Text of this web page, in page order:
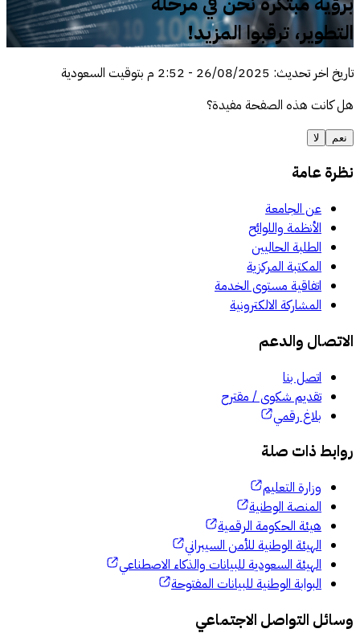
التطوير، ترقبوا المزيد!
تاريخ اخر تحديث:
26/08/2025
- 2:52 م
بتوقيت السعودية
هل كانت هذه الصفحة مفيدة؟
نعم لا
نظرة عامة
عن الجامعة
الأنظمة واللوائح
الطلبة الحاليين
المكتبة المركزية
اتفاقية مستوى الخدمة
المشاركة الالكترونية
الاتصال والدعم
اتصل بنا
تقديم شكوى / مقترح
بلاغ رقمي
روابط ذات صلة
وزارة التعليم
المنصة الوطنية
هيئة الحكومة الرقمية
الهيئة الوطنية للأمن السيبراني
الهيئة السعودية للبيانات والذكاء الاصطناعي
البوابة الوطنية للبيانات المفتوحة
وسائل التواصل الاجتماعي